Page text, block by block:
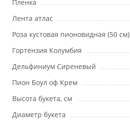
Пленка
Лента атлас
Роза кустовая пионовидная (50 см)
Гортензия Колумбия
Дельфиниум Сиреневый
Пион Боул оф Крем
Высота букета, см
Диаметр букета